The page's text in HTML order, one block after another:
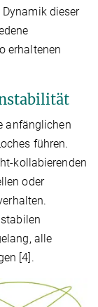
dieser
erhaltenen
anfänglichen
führen.
kollabierenden
oder
alle
[4].